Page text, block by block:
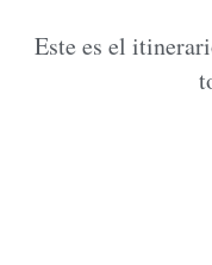
Este es el